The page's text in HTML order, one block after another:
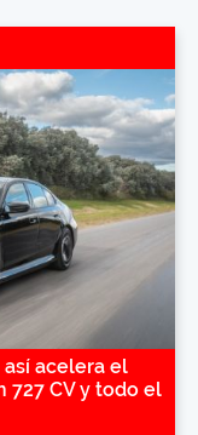
así acelera el
CV y todo el